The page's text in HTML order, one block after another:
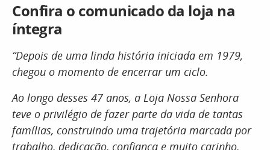
Confira o comunicado da loja na
íntegra
“Depois de uma linda história iniciada em 1979,
chegou o momento de encerrar um ciclo.
Ao longo desses 47 anos, a Loja Nossa Senhora
teve o privilégio de fazer parte da vida de tantas
famílias, construindo uma trajetória marcada por
trabalho, dedicação, confiança e muito carinho.